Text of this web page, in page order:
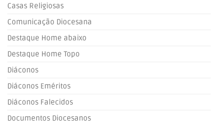
Casas Religiosas
Comunicação Diocesana
Destaque Home abaixo
Destaque Home Topo
Diáconos
Diáconos Eméritos
Diáconos Falecidos
Documentos Diocesanos